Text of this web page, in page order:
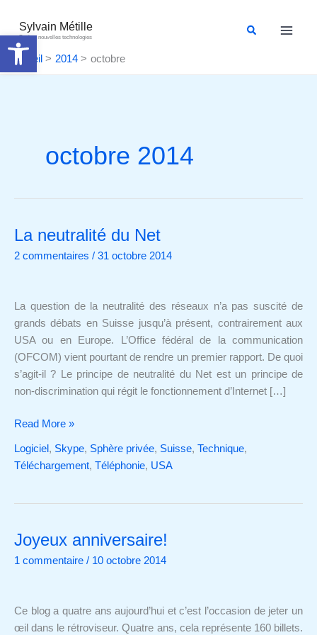
Ouvrir la barre d’outils
contenu
Sylvain Métille
Droit et nouvelles technologies
Rechercher
Accueil 2014 octobre
octobre 2014
La neutralité du Net
2 commentaires / 31 octobre 2014
La question de la neutralité des réseaux n’a pas suscité de
grands débats en Suisse jusqu’à présent, contrairement aux
USA ou en Europe. L’Office fédéral de la communication
(OFCOM) vient pourtant de rendre un premier rapport. De quoi
s’agit-il ? Le principe de neutralité du Net est un principe de
non-discrimination qui régit le fonctionnement d’Internet […]
La
neutralité
Read More »
Logiciel , Skype, Sphère privée, Suisse, Technique,
Téléchargement, Téléphonie, USA
Joyeux anniversaire!
1 commentaire / 10 octobre 2014
Ce blog a quatre ans aujourd’hui et c’est l’occasion de jeter un
œil dans le rétroviseur. Quatre ans, cela représente 160 billets.
Joyeux
anniversaire!